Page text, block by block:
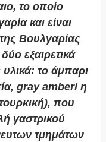
το οποίο
και είναι
Βουλγαρίας
εξαιρετικά
το άμπαρι
gray amberi η
που
γαστρικού
τμημάτων